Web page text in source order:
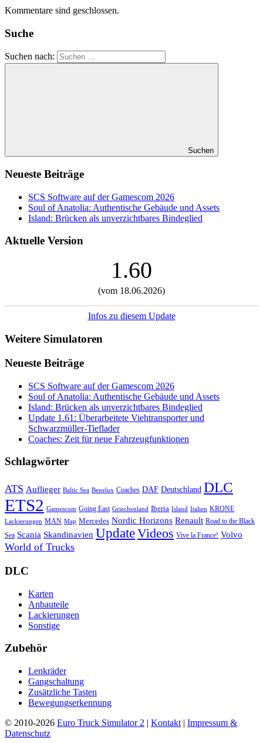
Kommentare sind geschlossen.
Suche
Suchen nach:
Suchen
Neueste Beiträge
SCS Software auf der Gamescom 2026
Soul of Anatolia: Authentische Gebäude und Assets
Island: Brücken als unverzichtbares Bindeglied
Aktuelle Version
1.60
(vom 18.06.2026)
Infos zu diesem Update
Weitere Simulatoren
Neueste Beiträge
SCS Software auf der Gamescom 2026
Soul of Anatolia: Authentische Gebäude und Assets
Island: Brücken als unverzichtbares Bindeglied
Update 1.61: Überarbeitete Viehtransporter und
Schwarzmüller-Tieflader
Coaches: Zeit für neue Fahrzeugfunktionen
Schlagwörter
ATS Auflieger Baltic Sea Benelux Coaches DAF Deutschland DLC
ETS2 Gamescom Going East Griechenland Iberia Island Italien KRONE
Lackierungen MAN Map Mercedes Nordic Horizons Renault Road to the Black
Sea Scania Skandinavien UpdateVideos Vive la France! Volvo
World of Trucks
DLC
Karten
Anbauteile
Lackierungen
Sonstige
Zubehör
Lenkräder
Gangschaltung
Zusätzliche Tasten
Bewegungserkennung
© 2010-2026 Euro Truck Simulator 2 | Kontakt | Impressum &
Datenschutz